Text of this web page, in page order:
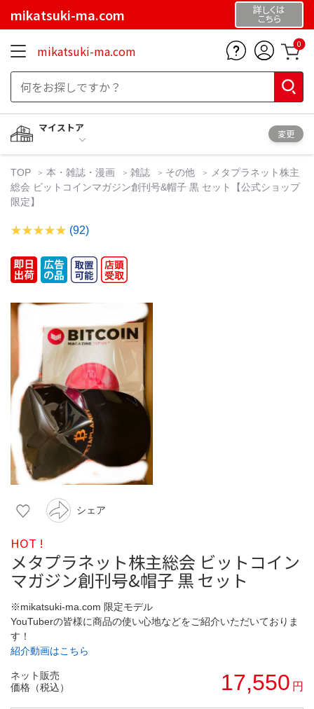
mikatsuki-ma.com 詳しくは
こちら
mikatsuki-ma.com 0
マイストア
変更
TOP 本・雑誌・漫画 雑誌 その他
メタプラネット株主
総会 ビットコインマガジン創刊号&帽子 黒 セット【公式ショップ
限定】
(92)
シェア
HOT !
メタプラネット株主総会 ビットコイン
マガジン創刊号&帽子 黒 セット
※mikatsuki-ma.com 限定モデル
YouTuberの皆様に商品の使い心地などをご紹介いただいておりま
す！
紹介動画はこちら
ネット販売
価格（税込）
17,550 円